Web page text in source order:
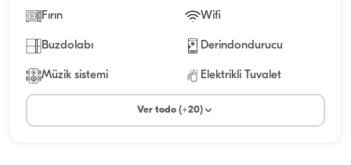
Fırın Wifi
Buzdolabı Derindondurucu
Müzik sistemi Elektrikli Tuvalet
Ver todo (+20)